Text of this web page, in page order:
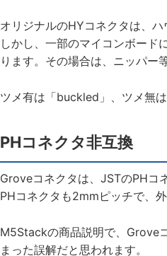
オリジナルのHYコネクタは、
しかし、一部のマイコンボード
ります。その場合は、ニッパー
ツメ有は「buckled」、ツメ無
PHコネクタ非互換
Groveコネクタは、JSTのPHコ
PHコネクタも2mmピッチで、
M5Stackの商品説明で、Grove
まった誤解だと思われます。